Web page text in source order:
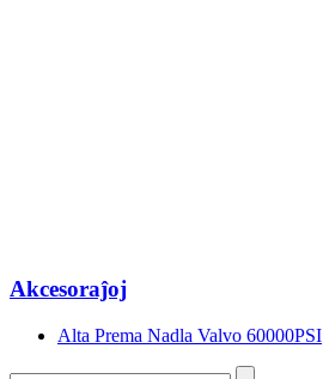
Akcesoraĵoj
Alta Prema Nadla Valvo 60000PSI